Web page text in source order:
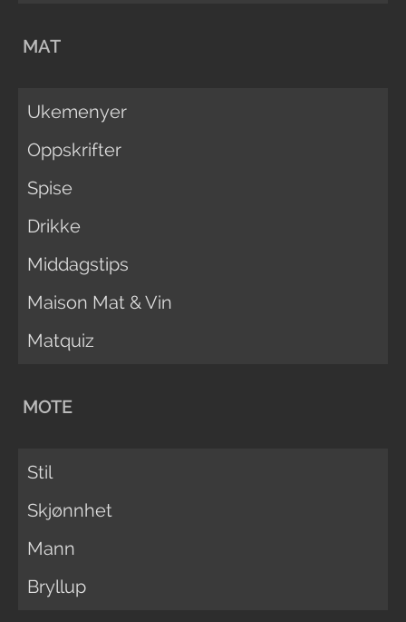
MAT
Ukemenyer
Oppskrifter
Spise
Drikke
Middagstips
Maison Mat & Vin
Matquiz
MOTE
Stil
Skjønnhet
Mann
Bryllup